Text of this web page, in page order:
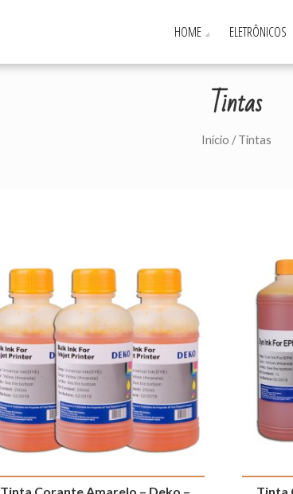
HOME ELETRÔNICOS
Tintas
Início / Tintas